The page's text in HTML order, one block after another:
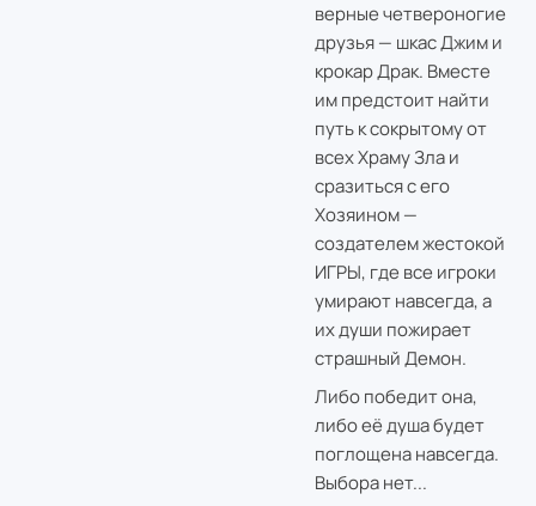
верные четвероногие
друзья — шкас Джим и
крокар Драк. Вместе
им предстоит найти
путь к сокрытому от
всех Храму Зла и
сразиться с его
Хозяином —
создателем жестокой
ИГРЫ, где все игроки
умирают навсегда, а
их души пожирает
страшный Демон.
Либо победит она,
либо её душа будет
поглощена навсегда.
Выбора нет...